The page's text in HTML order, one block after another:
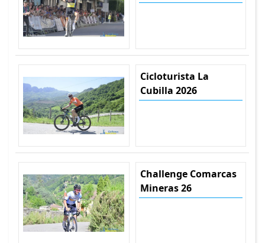
Cicloturista La
Cubilla 2026
Challenge Comarcas
Mineras 26